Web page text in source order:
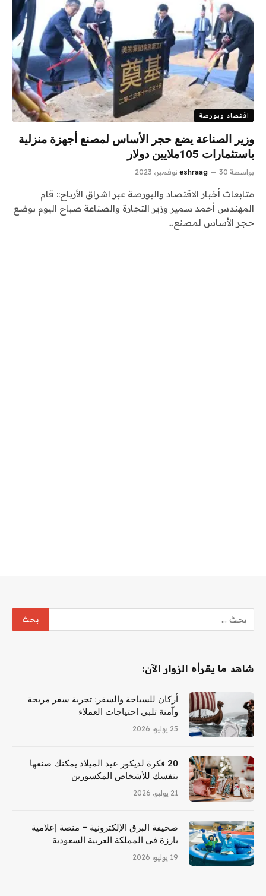
اقتصاد وبورصة
وزير الصناعة يضع حجر الأساس لمصنع أجهزة منزلية
باستثمارات 105ملايين دولار
بواسطة eshraag 30 نوفمبر، 2023
متابعات أخبار الاقتصاد والبورصة عبر اشراق الأرباح:: قام
المهندس أحمد سمير وزير التجارة والصناعة صباح اليوم بوضع
حجر الأساس لمصنع…
شاهد ما يقرأه الزوار الآن:
أركان للسياحة والسفر: تجربة سفر مريحة
وآمنة تلبي احتياجات العملاء
25 يوليو، 2026
20 فكرة لديكور عيد الميلاد يمكنك صنعها
بنفسك للأشخاص المكسورين
21 يوليو، 2026
صحيفة البرق الإلكترونية – منصة إعلامية
بارزة في المملكة العربية السعودية
19 يوليو، 2026